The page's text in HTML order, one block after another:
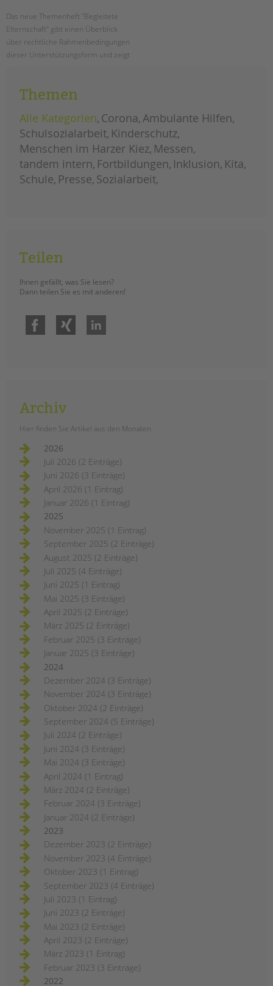
Das neue Themenheft "Begleitete
Elternschaft" gibt einen Überblick
über rechtliche Rahmenbedingungen
dieser Unterstützungsform und zeigt
funktionieren kann.
weiterlesenthemenheft:
begleitete
elternschaft
–
kombinierte
hilfen
als
balanceakt
Themen
Alle Kategorien Corona Ambulante Hilfen
Schulsozialarbeit Kinderschutz
Menschen im Harzer Kiez Messen
tandem intern Fortbildungen Inklusion Kita
Schule Presse Sozialarbeit
Teilen
Ihnen gefällt, was Sie lesen?
Dann teilen Sie es mit anderen!
Facebook
Archiv
Hier finden Sie Artikel aus den Monaten
2026
Juli 2026 (2 Einträge)
Juni 2026 (3 Einträge)
April 2026 (1 Eintrag)
Januar 2026 (1 Eintrag)
2025
November 2025 (1 Eintrag)
September 2025 (2 Einträge)
August 2025 (2 Einträge)
Juli 2025 (4 Einträge)
Juni 2025 (1 Eintrag)
Mai 2025 (3 Einträge)
April 2025 (2 Einträge)
März 2025 (2 Einträge)
Februar 2025 (3 Einträge)
Januar 2025 (3 Einträge)
2024
Dezember 2024 (3 Einträge)
November 2024 (3 Einträge)
Oktober 2024 (2 Einträge)
September 2024 (5 Einträge)
Juli 2024 (2 Einträge)
Juni 2024 (3 Einträge)
Mai 2024 (3 Einträge)
April 2024 (1 Eintrag)
März 2024 (2 Einträge)
Februar 2024 (3 Einträge)
Januar 2024 (2 Einträge)
2023
Dezember 2023 (2 Einträge)
November 2023 (4 Einträge)
Oktober 2023 (1 Eintrag)
September 2023 (4 Einträge)
Juli 2023 (1 Eintrag)
Juni 2023 (2 Einträge)
Mai 2023 (2 Einträge)
April 2023 (2 Einträge)
März 2023 (1 Eintrag)
Februar 2023 (3 Einträge)
2022